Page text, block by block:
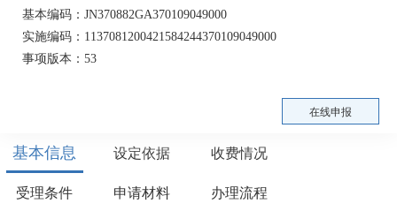
基本编码：JN370882GA370109049000
实施编码：1137081200421584244370109049000
事项版本：53
在线申报
基本信息 设定依据 收费情况
受理条件 申请材料 办理流程